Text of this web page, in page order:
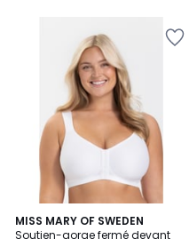
MISS MARY OF SWEDEN
Soutien-gorge fermé devant
5
/
2